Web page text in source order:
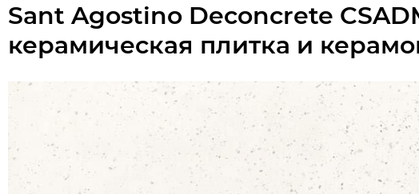
Sant Agostino Deconcrete
керамическая плитка и